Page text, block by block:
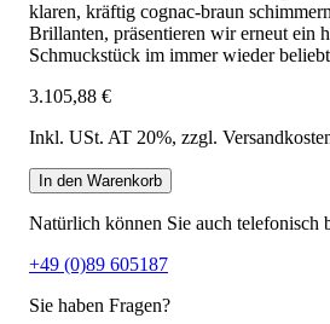
klaren, kräftig cognac-braun
Brillanten, präsentieren wir erneut ein
Schmuckstück im immer wieder
3.105,88 €
Inkl. USt. AT 20%, zzgl.
In den Warenkorb
Natürlich können Sie auch telefonisch
+49 (0)89 605187
Sie haben Fragen?